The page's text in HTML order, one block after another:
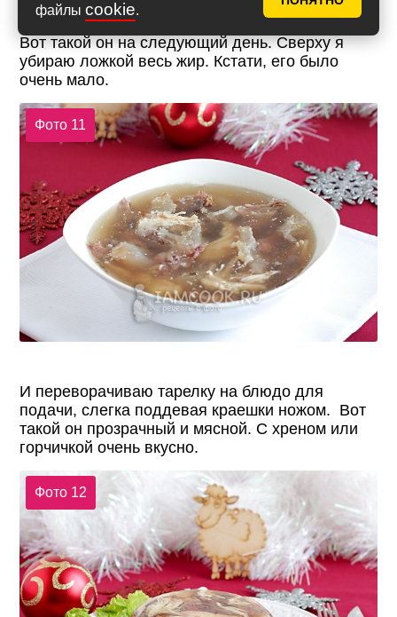
файлы cookie.
Вот такой он на следующий день. Сверху я
убираю ложкой весь жир. Кстати, его было
очень мало.
Фото 11
И переворачиваю тарелку на блюдо для
подачи, слегка поддевая краешки ножом. Вот
такой он прозрачный и мясной. С хреном или
горчичкой очень вкусно.
Фото 12